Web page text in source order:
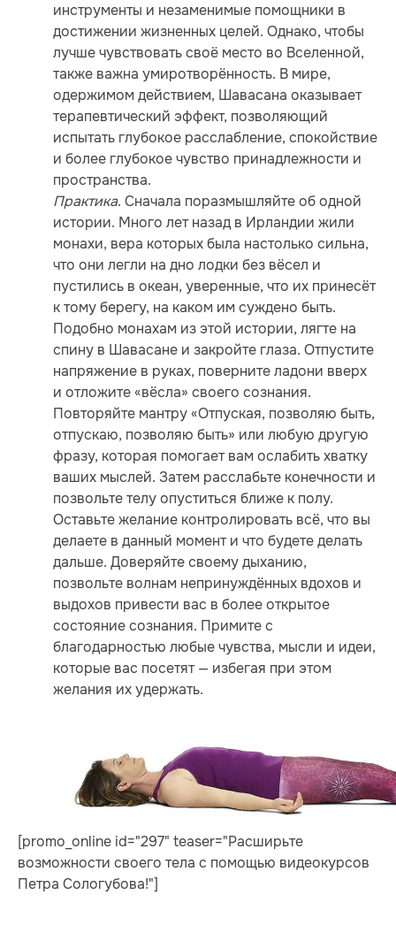
инструменты и незаменимые помощники в
достижении жизненных целей. Однако, чтобы
лучше чувствовать своё место во Вселенной,
также важна умиротворённость. В мире,
одержимом действием, Шавасана оказывает
терапевтический эффект, позволяющий
испытать глубокое расслабление, спокойствие
и более глубокое чувство принадлежности и
пространства.
Практика. Сначала поразмышляйте об одной
истории. Много лет назад в Ирландии жили
монахи, вера которых была настолько сильна,
что они легли на дно лодки без вёсел и
пустились в океан, уверенные, что их принесёт
к тому берегу, на каком им суждено быть.
Подобно монахам из этой истории, лягте на
спину в Шавасане и закройте глаза. Отпустите
напряжение в руках, поверните ладони вверх
и отложите «вёсла» своего сознания.
Повторяйте мантру «Отпуская, позволяю быть,
отпускаю, позволяю быть» или любую другую
фразу, которая помогает вам ослабить хватку
ваших мыслей. Затем расслабьте конечности и
позвольте телу опуститься ближе к полу.
Оставьте желание контролировать всё, что вы
делаете в данный момент и что будете делать
дальше. Доверяйте своему дыханию,
позвольте волнам непринуждённых вдохов и
выдохов привести вас в более открытое
состояние сознания. Примите с
благодарностью любые чувства, мысли и идеи,
которые вас посетят — избегая при этом
желания их удержать.
[promo_online id="297" teaser="Расширьте
возможности своего тела с помощью видеокурсов
Петра Сологубова!"]